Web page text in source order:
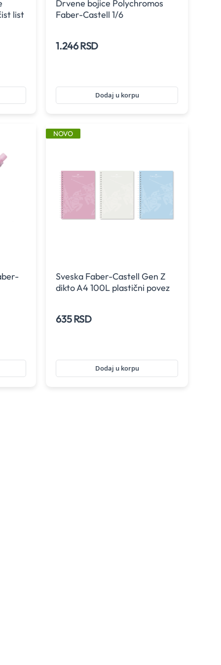
list
Drvene bojice Polychromos
Faber-Castell 1/6
1.246 RSD
Dodaj u korpu
NOVO
Sveska Faber-Castell Gen Z
dikto A4 100L plastični povez
635 RSD
Dodaj u korpu